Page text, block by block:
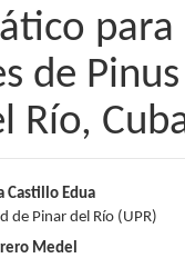
para
de
Río,
Castillo Edua
de Pinar del Río (UPR)
Medel